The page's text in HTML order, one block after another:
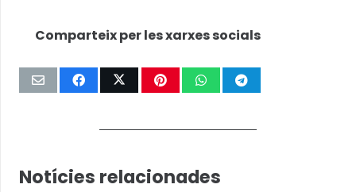
Comparteix per les xarxes socials
Notícies relacionades